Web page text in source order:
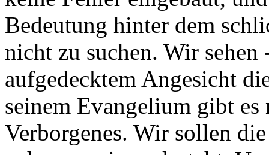
Bedeutung hinter dem
nicht zu suchen. Wir
aufgedecktem Angesicht
seinem Evangelium gibt
Verborgenes. Wir sollen